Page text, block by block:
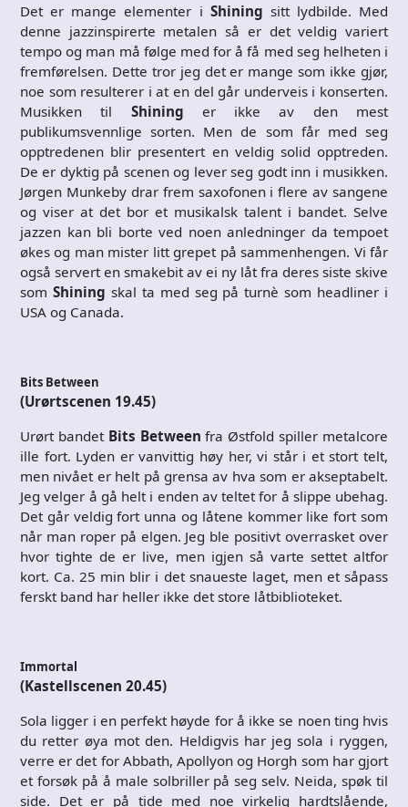
Det er mange elementer i Shining sitt lydbilde. Med
denne jazzinspirerte metalen så er det veldig variert
tempo og man må følge med for å få med seg helheten i
fremførelsen. Dette tror jeg det er mange som ikke gjør,
noe som resulterer i at en del går underveis i konserten.
Musikken til Shining er ikke av den mest
publikumsvennlige sorten. Men de som får med seg
opptredenen blir presentert en veldig solid opptreden.
De er dyktig på scenen og lever seg godt inn i musikken.
Jørgen Munkeby drar frem saxofonen i flere av sangene
og viser at det bor et musikalsk talent i bandet. Selve
jazzen kan bli borte ved noen anledninger da tempoet
økes og man mister litt grepet på sammenhengen. Vi får
også servert en smakebit av ei ny låt fra deres siste skive
som Shining skal ta med seg på turnè som headliner i
USA og Canada.
Bits Between
(Urørtscenen 19.45)
Urørt bandet Bits Between fra Østfold spiller metalcore
ille fort. Lyden er vanvittig høy her, vi står i et stort telt,
men nivået er helt på grensa av hva som er akseptabelt.
Jeg velger å gå helt i enden av teltet for å slippe ubehag.
Det går veldig fort unna og låtene kommer like fort som
når man roper på elgen. Jeg ble positivt overrasket over
hvor tighte de er live, men igjen så varte settet altfor
kort. Ca. 25 min blir i det snaueste laget, men et såpass
ferskt band har heller ikke det store låtbiblioteket.
Immortal
(Kastellscenen 20.45)
Sola ligger i en perfekt høyde for å ikke se noen ting hvis
du retter øya mot den. Heldigvis har jeg sola i ryggen,
verre er det for Abbath, Apollyon og Horgh som har gjort
et forsøk på å male solbriller på seg selv. Neida, spøk til
side. Det er på tide med noe virkelig hardtslående,